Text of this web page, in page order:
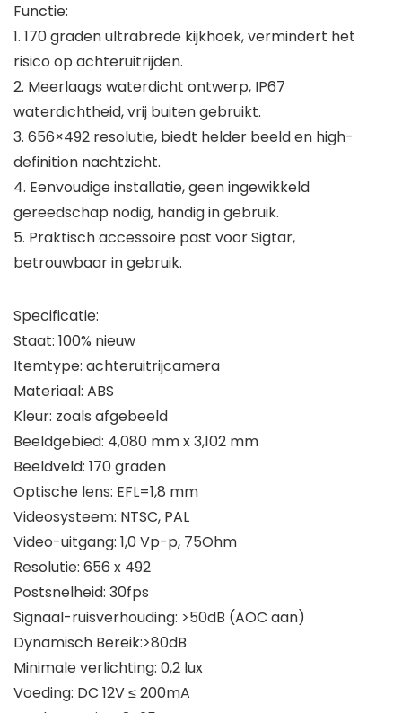
Functie:
1. 170 graden ultrabrede kijkhoek, vermindert het
risico op achteruitrijden.
2. Meerlaags waterdicht ontwerp, IP67
waterdichtheid, vrij buiten gebruikt.
3. 656×492 resolutie, biedt helder beeld en high-
definition nachtzicht.
4. Eenvoudige installatie, geen ingewikkeld
gereedschap nodig, handig in gebruik.
5. Praktisch accessoire past voor Sigtar,
betrouwbaar in gebruik.
Specificatie:
Staat: 100% nieuw
Itemtype: achteruitrijcamera
Materiaal: ABS
Kleur: zoals afgebeeld
Beeldgebied: 4,080 mm x 3,102 mm
Beeldveld: 170 graden
Optische lens: EFL=1,8 mm
Videosysteem: NTSC, PAL
Video-uitgang: 1,0 Vp-p, 75Ohm
Resolutie: 656 x 492
Postsnelheid: 30fps
Signaal-ruisverhouding: >50dB (AOC aan)
Dynamisch Bereik:>80dB
Minimale verlichting: 0,2 lux
Voeding: DC 12V ≤ 200mA